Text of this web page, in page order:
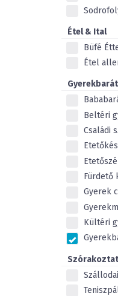
Étel & Ital
Büfé
Étel
Gyerekbarát
Beltéri
Családi
Fürdető
Gyerek
Kültéri